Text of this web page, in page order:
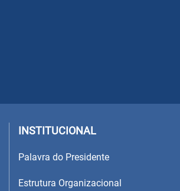
INSTITUCIONAL
Palavra do Presidente
Estrutura Organizacional